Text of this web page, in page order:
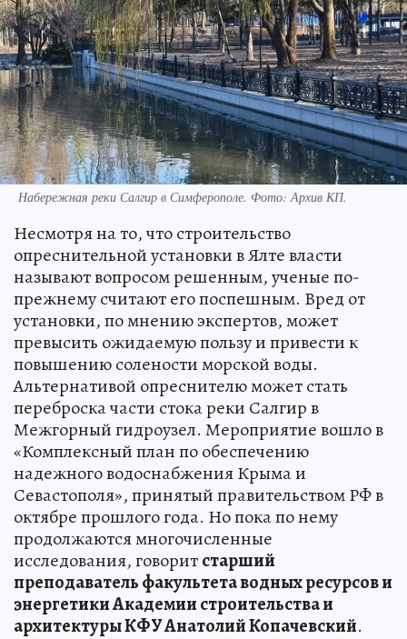
Набережная реки Салгир в Симферополе. Фото: Архив КП.
Несмотря на то, что строительство
опреснительной установки в Ялте власти
называют вопросом решенным, ученые по-
прежнему считают его поспешным. Вред от
установки, по мнению экспертов, может
превысить ожидаемую пользу и привести к
повышению солености морской воды.
Альтернативой опреснителю может стать
переброска части стока реки Салгир в
Межгорный гидроузел. Мероприятие вошло в
«Комплексный план по обеспечению
надежного водоснабжения Крыма и
Севастополя», принятый правительством РФ в
октябре прошлого года. Но пока по нему
продолжаются многочисленные
исследования, говоритстарший
преподаватель факультета водных ресурсов и
энергетики Академии строительства и
архитектуры КФУ Анатолий Копачевский.